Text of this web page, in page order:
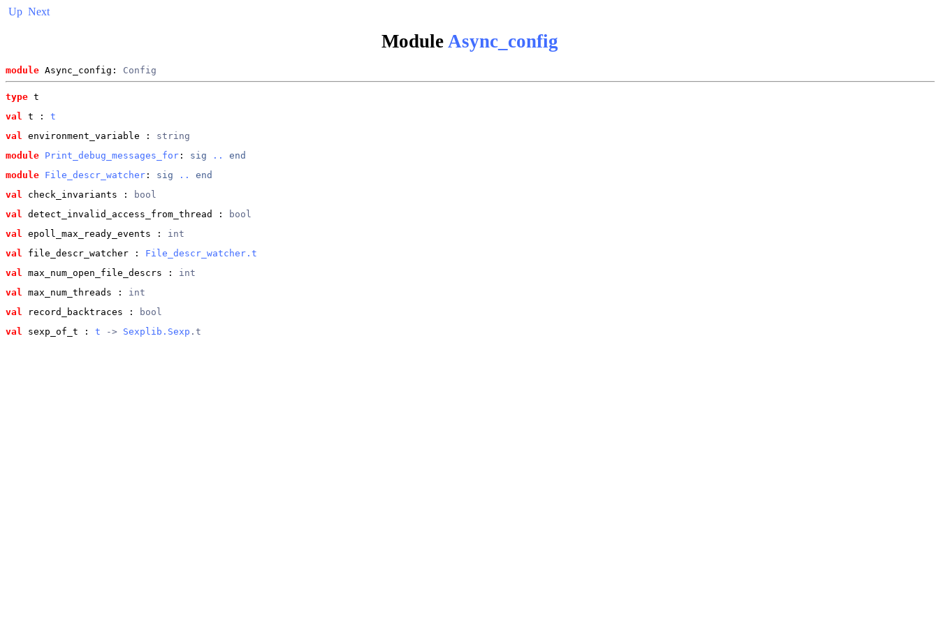
Up Next
Module Async_config
module Async_config: Config
type t
val
t : t
val
environment_variable : string
module Print_debug_messages_for : sig ..
end
module File_descr_watcher : sig ..
end
val
check_invariants :
bool
val
detect_invalid_access_from_thread :
bool
val
epoll_max_ready_events : int
val
file_descr_watcher : File_descr_watcher.t
val
max_num_open_file_descrs : int
val
max_num_threads : int
val
record_backtraces :
bool
val
sexp_of_t : t -> Sexplib.Sexp .t